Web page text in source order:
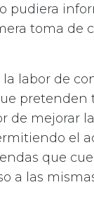
pudiera
toma de
labor de
pretenden
de mejorar
el
que
a las